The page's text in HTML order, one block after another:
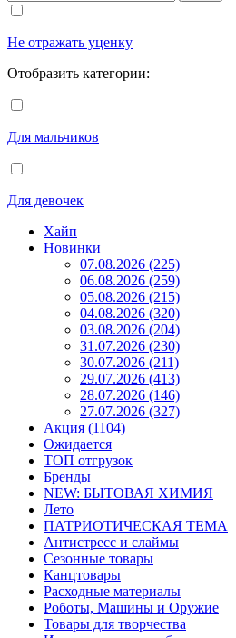
Не отражать уценку
Отобразить категории:
Для мальчиков
Для девочек
Хайп
Новинки
07.08.2026 (225)
06.08.2026 (259)
05.08.2026 (215)
04.08.2026 (320)
03.08.2026 (204)
31.07.2026 (230)
30.07.2026 (211)
29.07.2026 (413)
28.07.2026 (146)
27.07.2026 (327)
Акция (1104)
Ожидается
ТОП отгрузок
Бренды
NEW: БЫТОВАЯ ХИМИЯ
Лето
ПАТРИОТИЧЕСКАЯ ТЕМА
Антистресс и слаймы
Сезонные товары
Канцтовары
Расходные материалы
Роботы, Машины и Оружие
Товары для творчества